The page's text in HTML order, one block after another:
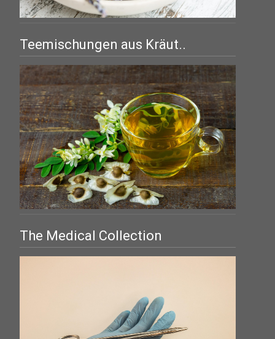
Teemischungen aus Kräut..
The Medical Collection